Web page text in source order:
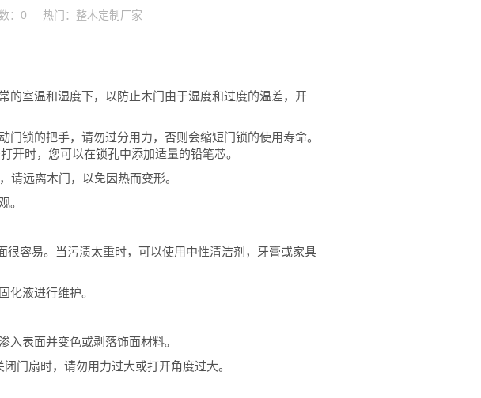
： 0 热门： 整木定制厂家
的室温和湿度下，以防止木门由于湿度和过度的温差，开
锁的把手，请勿过分用力，否则会缩短门锁的使用寿命。
开时，您可以在锁孔中添加适量的铅笔芯。
请远离木门，以免因热而变形。
。
容易。当污渍太重时，可以使用中性清洁剂，牙膏或家具
化液进行维护。
表面并变色或剥落饰面材料。
门扇时，请勿用力过大或打开角度过大。